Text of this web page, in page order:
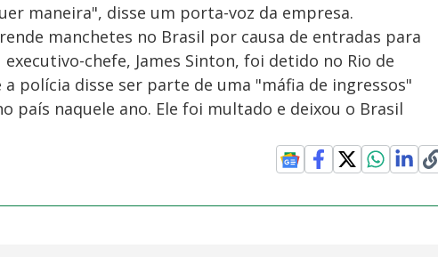
maneira", disse um porta-voz da empresa.
manchetes no Brasil por causa de entradas para
chefe, James Sinton, foi detido no Rio de
polícia disse ser parte de uma "máfia de ingressos"
país naquele ano. Ele foi multado e deixou o Brasil